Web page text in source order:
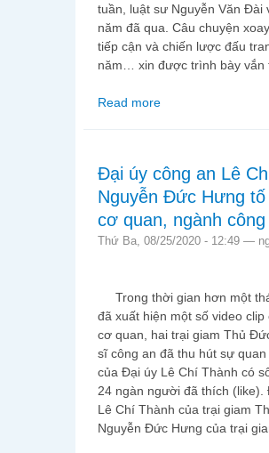
tuần, luật sư Nguyễn Văn Đài
năm đã qua. Câu chuyện
tiếp cận và chiến lược đấu
năm… xin được trình bày vắn
Read more
Đại úy công an Lê
Nguyễn Đức Hưng
cơ quan, ngành
Thứ Ba, 08/25/2020 - 12:49 —
Trong thời gian hơn một
đã xuất hiện một số video
cơ quan, hai trại giam Thủ
sĩ công an đã thu hút sự
của Đại úy Lê Chí Thành có
24 ngàn người đã thích
Lê Chí Thành của trại giam
Nguyễn Đức Hưng của trại